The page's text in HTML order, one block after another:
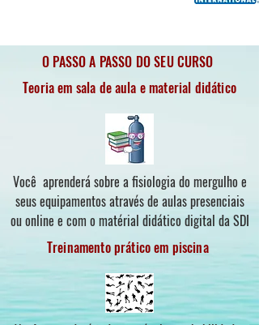
O PASSO A PASSO DO SEU CURSO
Teoria em sala de aula e material didático
Você aprenderá sobre a fisiologia do mergulho e
seus equipamentos através de aulas presenciais
ou online e com o matérial didático digital da SDI
Treinamento prático em piscina